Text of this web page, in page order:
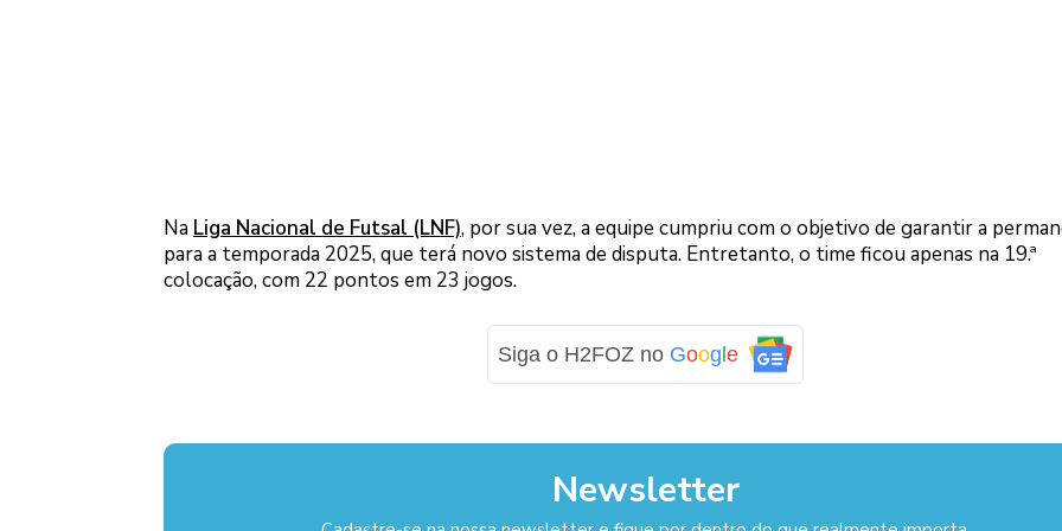
Na Liga Nacional de Futsal (LNF), por sua vez, a equipe cumpriu com o objetivo de garantir a
para a temporada 2025, que terá novo sistema de disputa. Entretanto, o time ficou apenas na 19.ª
colocação, com 22 pontos em 23 jogos.
Siga o H2FOZ no Google
Newsletter